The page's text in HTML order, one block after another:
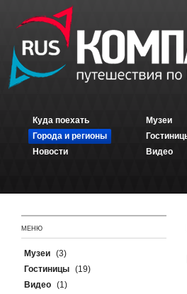
Куда поехать
Города и регионы
Новости
Музеи
Видео
МЕНЮ
Музеи (3)
Гостиницы (19)
Видео (1)